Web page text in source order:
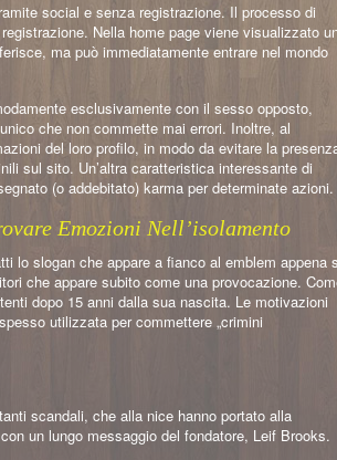
social e senza registrazione. Il processo di
Nella home page viene visualizzato
ma può immediatamente entrare nel mondo
esclusivamente con il sesso opposto,
che non commette mai errori. Inoltre, al
del loro profilo, in modo da evitare la
sul sito. Un’altra caratteristica interessante di
(o addebitato) karma per determinate azioni.
Emozioni Nell’isolamento
lo slogan che appare a fianco al emblem appena
che appare subito come una provocazione.
dopo 15 anni dalla sua nascita. Le motivazioni
utilizzata per commettere „crimini
scandali, che alla nice hanno portato alla
un lungo messaggio del fondatore, Leif Brooks.